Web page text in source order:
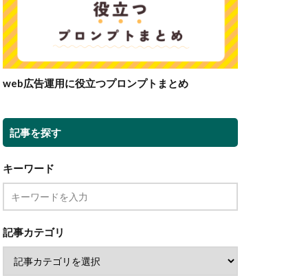
web広告運用に役立つプロンプトまとめ
記事を探す
キーワード
記事カテゴリ